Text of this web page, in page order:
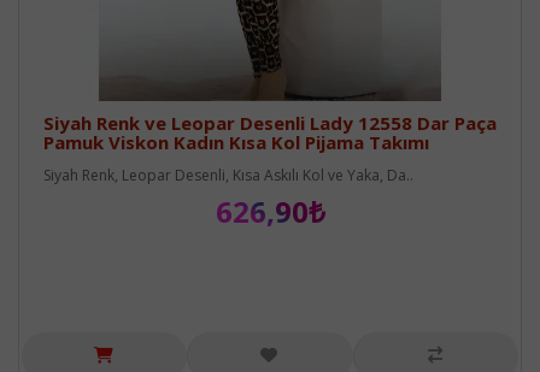
Siyah Renk ve Leopar Desenli Lady 12558 Dar Paça
Pamuk Viskon Kadın Kısa Kol Pijama Takımı
Siyah Renk, Leopar Desenli, Kısa Askılı Kol ve Yaka, Da..
626,90₺